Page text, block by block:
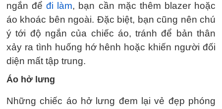
ngắn đểđi làm, bạn cần mặc thêm blazer hoặc
áo khoác bên ngoài. Đặc biệt, bạn cũng nên chú
ý tới độ ngắn của chiếc áo, tránh để bản thân
xảy ra tình huống hớ hênh hoặc khiến người đối
diện mất tập trung.
Áo hở lưng
Những chiếc áo hở lưng đem lại vẻ đẹp phóng